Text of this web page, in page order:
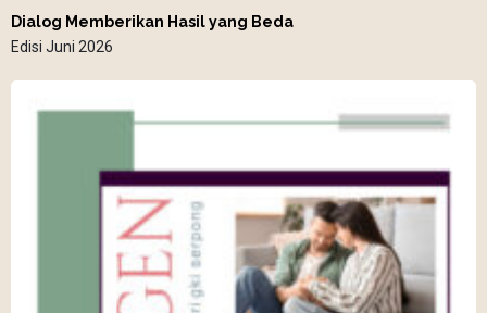
Dialog Memberikan Hasil yang Beda
Edisi Juni 2026